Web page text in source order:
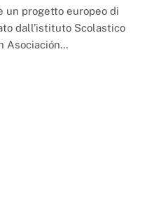
un progetto europeo di
dall’istituto Scolastico
Asociación…